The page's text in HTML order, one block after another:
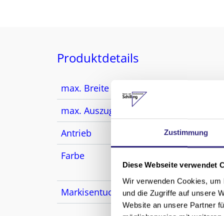
Zustimmung
Diese Webseite verwendet
Wir verwenden Cookies,
und die Zugriffe auf unsere
Website an unsere Partner
Produktdetails
max. Breite
max. Auszug
Antrieb
Farbe
Markisentuch